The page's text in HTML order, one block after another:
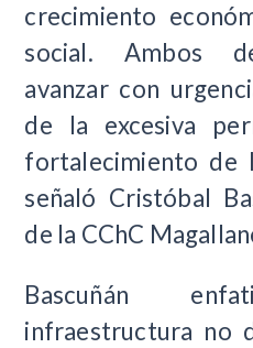
crecimiento
social. Ambos
avanzar con
de la excesiva
fortalecimiento de
señaló Cristóbal
de la CChC
Bascuñán
infraestructura no